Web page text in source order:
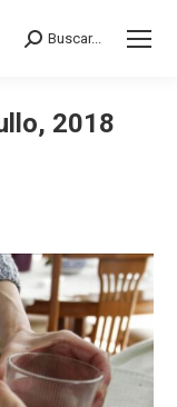
Search:
Buscar...
2018